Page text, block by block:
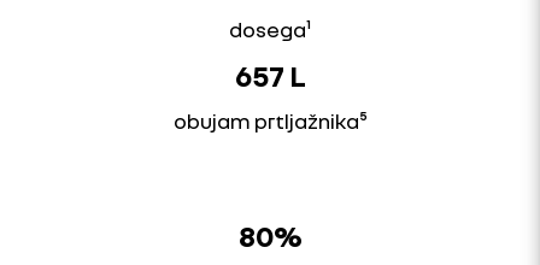
dosega¹
657 L
obujam prtljažnika⁵
80%